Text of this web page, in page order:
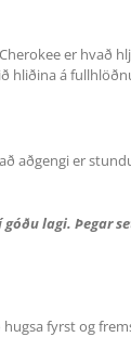
er hvað
hliðina á
aðgengi er
góðu lagi.
fyrst og